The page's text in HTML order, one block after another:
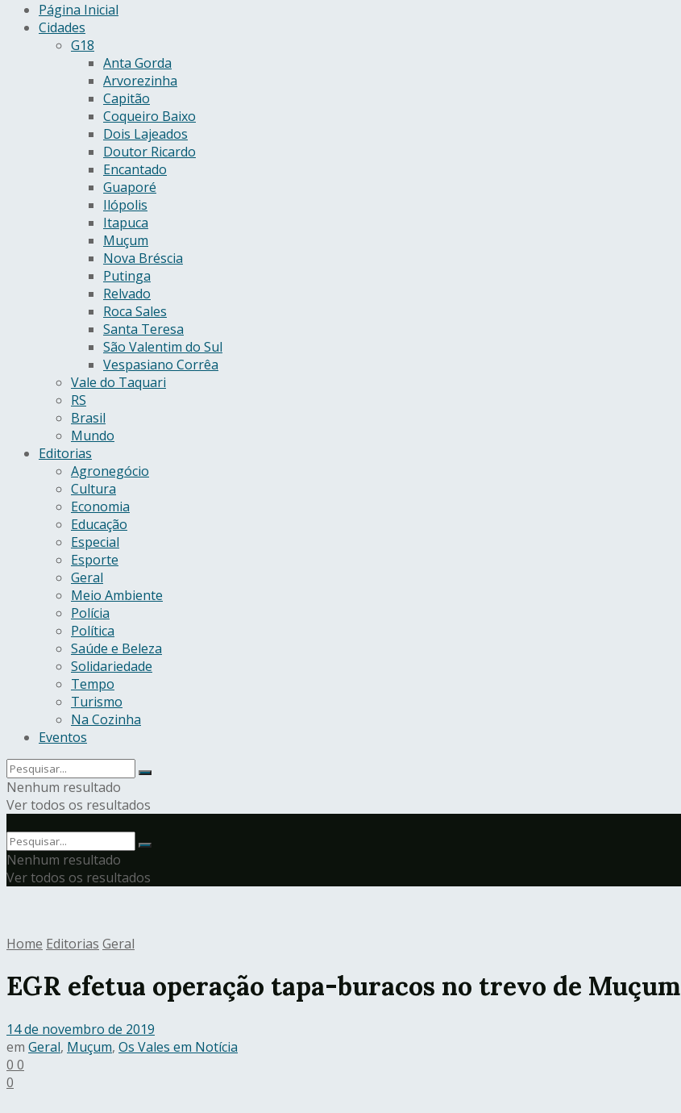
Página Inicial
Cidades
G18
Anta Gorda
Arvorezinha
Capitão
Coqueiro Baixo
Dois Lajeados
Doutor Ricardo
Encantado
Guaporé
Ilópolis
Itapuca
Muçum
Nova Bréscia
Putinga
Relvado
Roca Sales
Santa Teresa
São Valentim do Sul
Vespasiano Corrêa
Vale do Taquari
RS
Brasil
Mundo
Editorias
Agronegócio
Cultura
Economia
Educação
Especial
Esporte
Geral
Meio Ambiente
Polícia
Política
Saúde e Beleza
Solidariedade
Tempo
Turismo
Na Cozinha
Eventos
Nenhum resultado
Ver todos os resultados
Nenhum resultado
Ver todos os resultados
Home Editorias Geral
EGR efetua operação tapa-buracos no trevo de Muçum
14 de novembro de 2019
em Geral, Muçum, Os Vales em Notícia
0 0
0